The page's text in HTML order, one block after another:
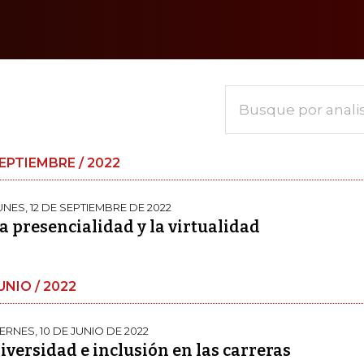
Busque por
/ 2022
12 DE SEPTIEMBRE DE 2022
presencialidad y la virtualidad
/ 2022
10 DE JUNIO DE 2022
e inclusión en las carreras